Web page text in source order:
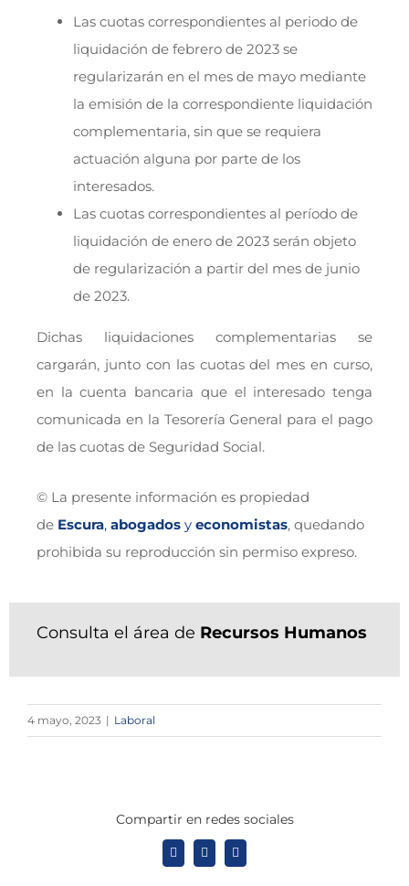
Las cuotas correspondientes al periodo de
liquidación de febrero de 2023 se
regularizarán en el mes de mayo mediante
la emisión de la correspondiente liquidación
complementaria, sin que se requiera
actuación alguna por parte de los
interesados.
Las cuotas correspondientes al período de
liquidación de enero de 2023 serán objeto
de regularización a partir del mes de junio
de 2023.
Dichas liquidaciones complementarias se
cargarán, junto con las cuotas del mes en curso,
en la cuenta bancaria que el interesado tenga
comunicada en la Tesorería General para el pago
de las cuotas de Seguridad Social.
© La presente información es propiedad
de Escura, abogadosy economistas, quedando
prohibida su reproducción sin permiso expreso.
Consulta el área de Recursos Humanos
4 mayo, 2023 | Laboral
Compartir en redes sociales
X LinkedInWhatsApp